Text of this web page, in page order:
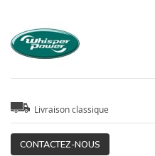
Livraison classique
CONTACTEZ-NOUS